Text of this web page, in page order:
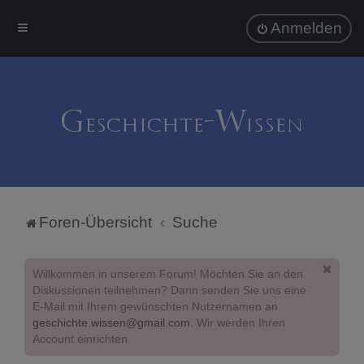
Anmelden
Foren-Übersicht Suche
Willkommen in unserem Forum! Möchten Sie an den
Diskussionen teilnehmen? Dann senden Sie uns eine
E-Mail mit Ihrem gewünschten Nutzernamen an
geschichte.wissen@gmail.com. Wir werden Ihren
Account einrichten.